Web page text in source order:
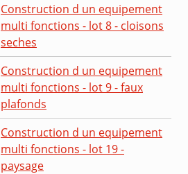
Construction d un equipement
multi fonctions - lot 8 - cloisons
seches
Construction d un equipement
multi fonctions - lot 9 - faux
plafonds
Construction d un equipement
multi fonctions - lot 19 -
paysage